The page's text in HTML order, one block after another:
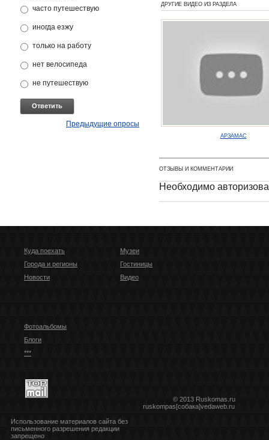
часто путешествую
иногда езжу
только на работу
нет велосипеда
не путешествую
Предыдущие опросы
ДРУГИЕ ВИДЕО ИЗ РАЗДЕЛА
АРЗАМАС
ОТЗЫВЫ И КОММЕНТАРИИ
Необходимо
Куда поехать
Города и регионы
Новости
Музеи
Гостиницы
Видео
Фотоальбомы
Блоги
***
© 2013 Ruskomas.ru
ruskompas[собака]vedaweb.ru
Использование материалов сайта без
письменного разрешения редакции
запрещено